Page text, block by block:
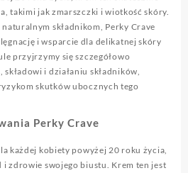
takimi jak zmarszczki i wiotkość skóry.
składnikom, Perky Crave
i wsparcie dla delikatnej skóry
przyjrzymy się szczegółowo
i działaniu składników,
skutków ubocznych tego
Perky Crave
każdej kobiety powyżej 20 roku życia,
i zdrowie swojego biustu. Krem ten jest